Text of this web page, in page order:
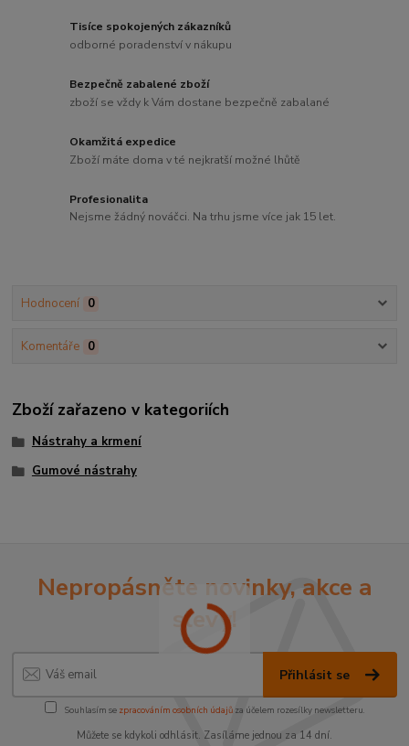
Tisíce spokojených zákazníků
odborné poradenství v nákupu
Bezpečně zabalené zboží
zboží se vždy k Vám dostane bezpečně zabalané
Okamžitá expedice
Zboží máte doma v té nejkratší možné lhůtě
Profesionalita
Nejsme žádný nováčci. Na trhu jsme více jak 15 let.
Hodnocení 0
Komentáře 0
Zboží zařazeno v kategoriích
Nástrahy a krmení
Gumové nástrahy
Nepropásněte novinky, akce a
slevy!
Přihlásit se
Souhlasím se zpracováním osobních údajůza účelem rozesílky newsletteru.
Můžete se kdykoli odhlásit. Zasíláme jednou za 14 dní.